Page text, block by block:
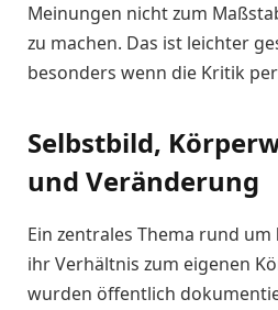
Meinungen nicht zum
zu machen. Das ist leichter
besonders wenn die Kritik
Selbstbild,
und Veränderung
Ein zentrales Thema rund um
ihr Verhältnis zum eigenen
wurden öffentlich